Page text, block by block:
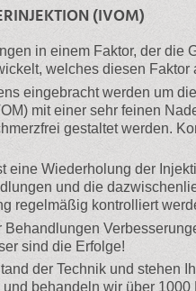
(IVOM)
in einem Faktor, der die
welches diesen Faktor
eingebracht werden um
mit einer sehr feinen
gestaltet werden.
Wiederholung der
und die
regelmäßig kontrolliert
sind die Erfolge!
der Technik und stehen
behandeln wir über